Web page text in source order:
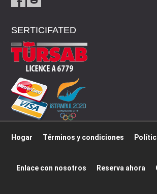
SERTICIFATED
Hogar Términos y condiciones
Enlace con nosotros Reserva ahora